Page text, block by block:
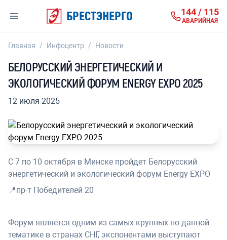
БРЕСТЭНЕРГО 144 / 115
АВАРИЙНАЯ
Главная / Инфоцентр / Новости
БЕЛОРУССКИЙ ЭНЕРГЕТИЧЕСКИЙ И
ЭКОЛОГИЧЕСКИЙ ФОРУМ ENERGY EXPO 2025
12 июля 2025
С 7 по 10 октября в Минске пройдет Белорусский
энергетический и экологический форум Energy EXPO
📍пр-т Победителей 20
Форум является одним из самых крупных по данной
тематике в странах СНГ, экспонентами выступают